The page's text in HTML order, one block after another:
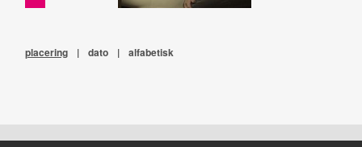
placering | dato | alfabetisk